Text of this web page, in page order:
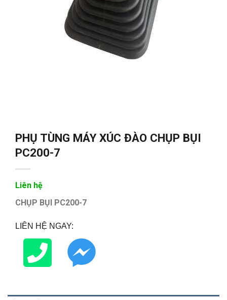
PHỤ TÙNG MÁY XÚC ĐÀO CHỤP BỤI
PC200-7
Liên hệ
CHỤP BỤI PC200-7
LIÊN HỆ NGAY: